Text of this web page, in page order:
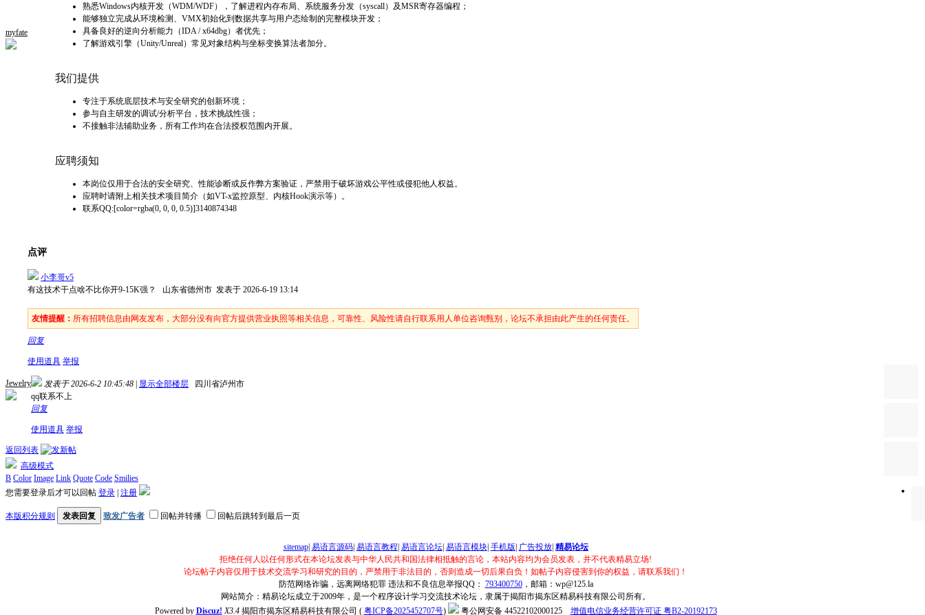
myfate
熟悉Windows内核开发（WDM/WDF），了解进程内存布局、系统服务分发（syscall）及MSR寄存器编程；
能够独立完成从环境检测、VMX初始化到数据共享与用户态绘制的完整模块开发；
具备良好的逆向分析能力（IDA / x64dbg）者优先；
了解游戏引擎（Unity/Unreal）常见对象结构与坐标变换算法者加分。
我们提供
专注于系统底层技术与安全研究的创新环境；
参与自主研发的调试/分析平台，技术挑战性强；
不接触非法辅助业务，所有工作均在合法授权范围内开展。
应聘须知
本岗位仅用于合法的安全研究、性能诊断或反作弊方案验证，严禁用于破坏游戏公平性或侵犯他人权益。
应聘时请附上相关技术项目简介（如VT-x监控原型、内核Hook演示等）。
联系QQ:[color=rgba(0, 0, 0, 0.5)]3140874348
点评
小李哥v5
有这技术干点啥不比你开9-15K强？
山东省德州市 发表于 2026-6-19 13:14
友情提醒： 所有招聘信息由网友发布，大部分没有向官方提供营业执照等相关信息，可靠性、风险性请自行联系用人单位咨询甄别，论坛不承担由此产生的任何责任。
回复
使用道具 举报
Jewelry 发表于 2026-6-2 10:45:48 | 显示全部楼层
四川省泸州市
qq联系不上
回复
使用道具 举报
返回列表
高级模式
B Color Image Link Quote Code Smilies
您需要登录后才可以回帖 登录 | 注册
本版积分规则 发表回复 致发广告者 回帖并转播 回帖后跳转到最后一页
sitemap| 易语言源码| 易语言教程| 易语言论坛| 易语言模块| 手机版| 广告投放| 精易论坛
拒绝任何人以任何形式在本论坛发表与中华人民共和国法律相抵触的言论，本站内容均为会员发表，并不代表精易立场!
论坛帖子内容仅用于技术交流学习和研究的目的，严禁用于非法目的，否则造成一切后果自负！如帖子内容侵害到你的权益，请联系我们！
防范网络诈骗，远离网络犯罪 违法和不良信息举报QQ： 793400750，邮箱：wp@125.la
网站简介：精易论坛成立于2009年，是一个程序设计学习交流技术论坛，隶属于揭阳市揭东区精易科技有限公司所有。
Powered by Discuz! X3.4揭阳市揭东区精易科技有限公司 ( 粤ICP备2025452707号) 粤公网安备 44522102000125 增值电信业务经营许可证 粤B2-20192173